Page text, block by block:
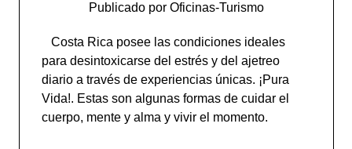
Publicado por Oficinas-Turismo
Costa Rica posee las condiciones ideales
para desintoxicarse del estrés y del ajetreo
diario a través de experiencias únicas. ¡Pura
Vida!. Estas son algunas formas de cuidar el
cuerpo, mente y alma y vivir el momento.